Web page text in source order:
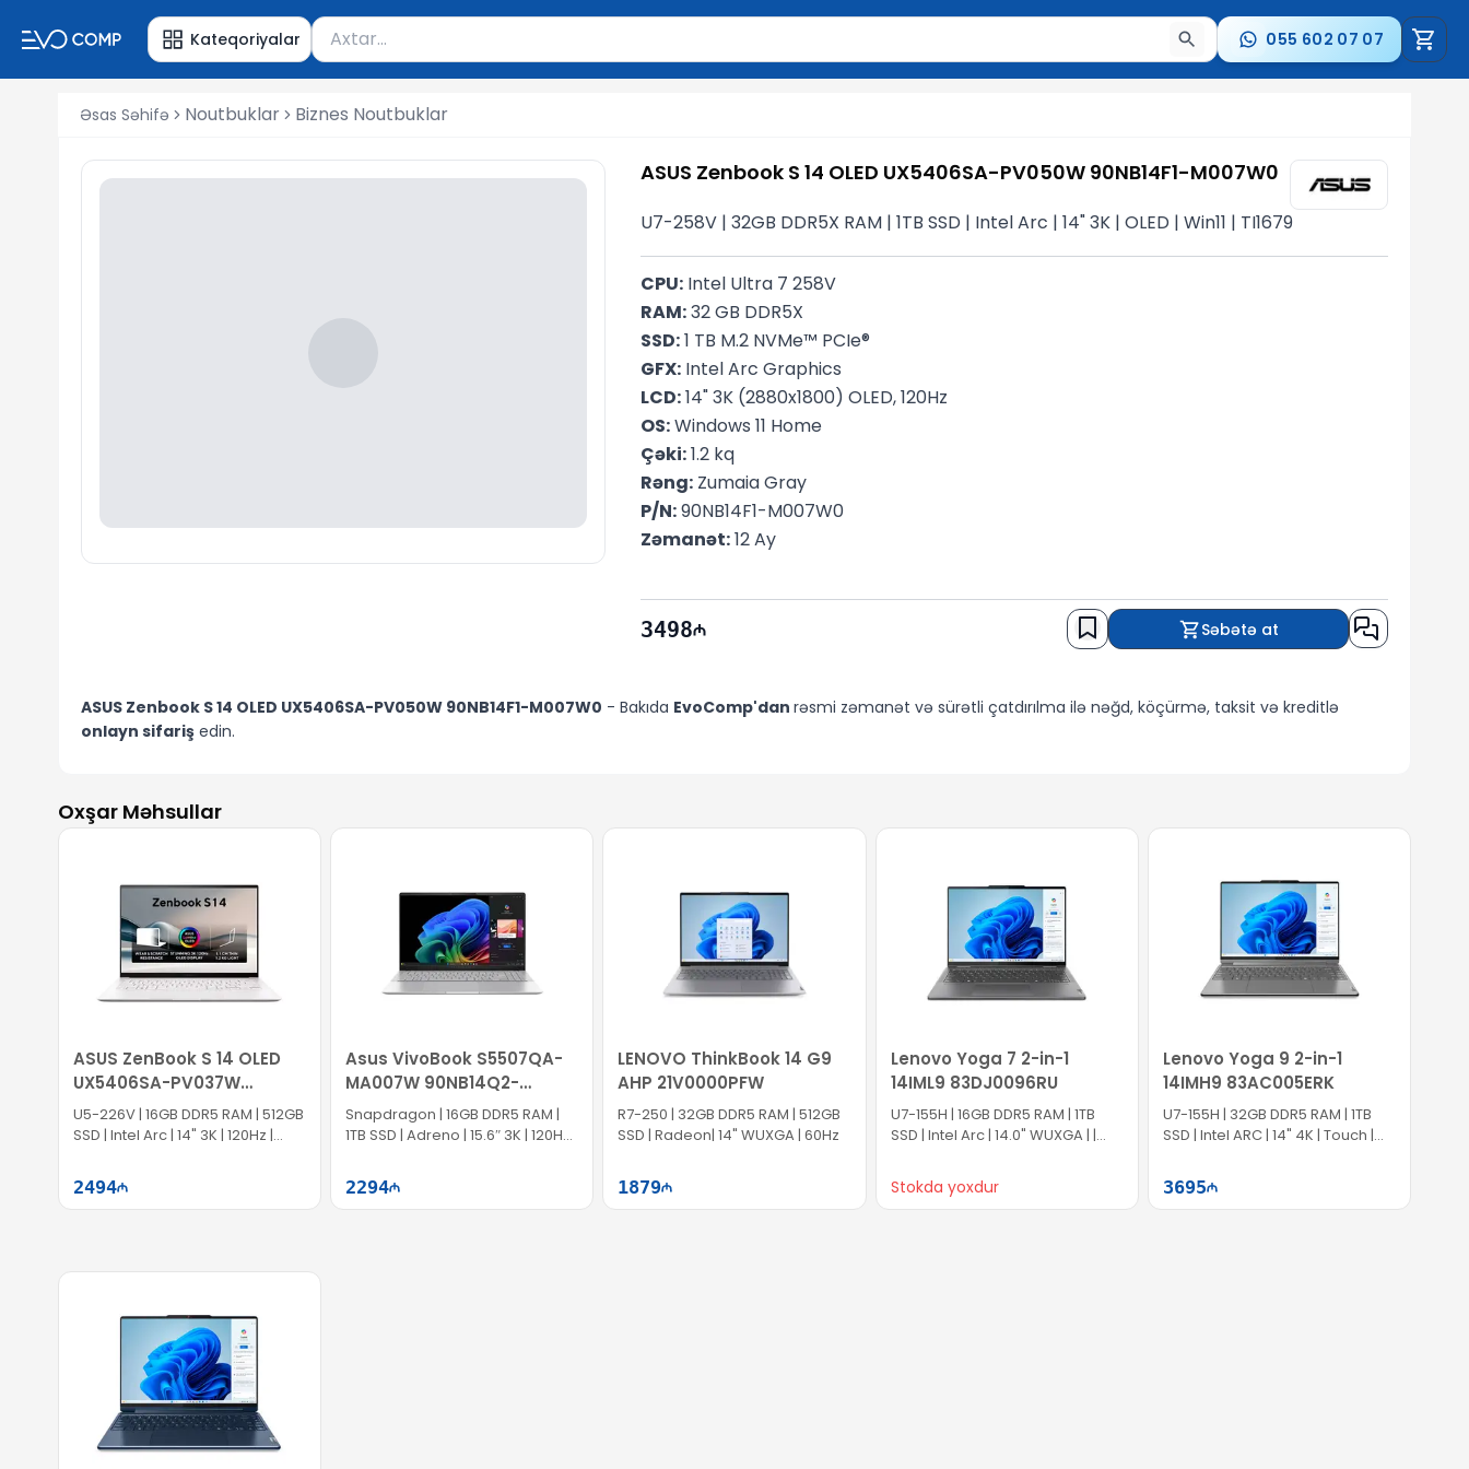
Kateqoriyalar Məhsul axtar
Axtarış üçün ən azı 2 simvol yazın. Göndərmək üçün Enter düyməsini basın və ya nəticələr arasında keçid etmək üçün ox
055 602 07 07
Əsas Səhifə Noutbuklar Biznes Noutbuklar
ASUS Zenbook S 14 OLED UX5406SA-PV050W 90NB14F1-M007W0
U7-258V | 32GB DDR5X RAM | 1TB SSD | Intel Arc | 14" 3K | OLED | Win11 | TI1679
CPU: Intel Ultra 7 258V
RAM: 32 GB DDR5X
SSD: 1 TB M.2 NVMe™ PCIe®
GFX: Intel Arc Graphics
LCD: 14" 3K (2880x1800) OLED, 120Hz
OS: Windows 11 Home
Çəki: 1.2 kq
Rəng: Zumaia Gray
P/N: 90NB14F1-M007W0
Zəmanət: 12 Ay
3498 Səbətə at
ASUS Zenbook S 14 OLED UX5406SA-PV050W 90NB14F1-M007W0 - Bakıda EvoComp'dan rəsmi zəmanət və sürətli çatdırılma ilə nəğd, köçürmə, taksit və kreditlə
onlayn sifarişedin.
Oxşar Məhsullar
ASUS ZenBook S 14 OLED
UX5406SA-PV037W
90NB14F2-M007Z0
U5-226V | 16GB DDR5 RAM | 512GB
SSD | Intel Arc | 14" 3K | 120Hz |
2494
Asus VivoBook S5507QA-
MA007W 90NB14Q2-
M005F0
Snapdragon | 16GB DDR5 RAM |
1TB SSD | Adreno | 15.6″ 3K | 120Hz |
2294
LENOVO ThinkBook 14 G9
AHP 21V0000PFW
R7-250 | 32GB DDR5 RAM | 512GB
SSD | Radeon| 14" WUXGA | 60Hz
1879
Lenovo Yoga 7 2-in-1
14IML9 83DJ0096RU
U7-155H | 16GB DDR5 RAM | 1TB
SSD | Intel Arc | 14.0" WUXGA | |
Stokda yoxdur
Lenovo Yoga 9 2-in-1
14IMH9 83AC005ERK
U7-155H | 32GB DDR5 RAM | 1TB
SSD | Intel ARC | 14" 4K | Touch |
3695